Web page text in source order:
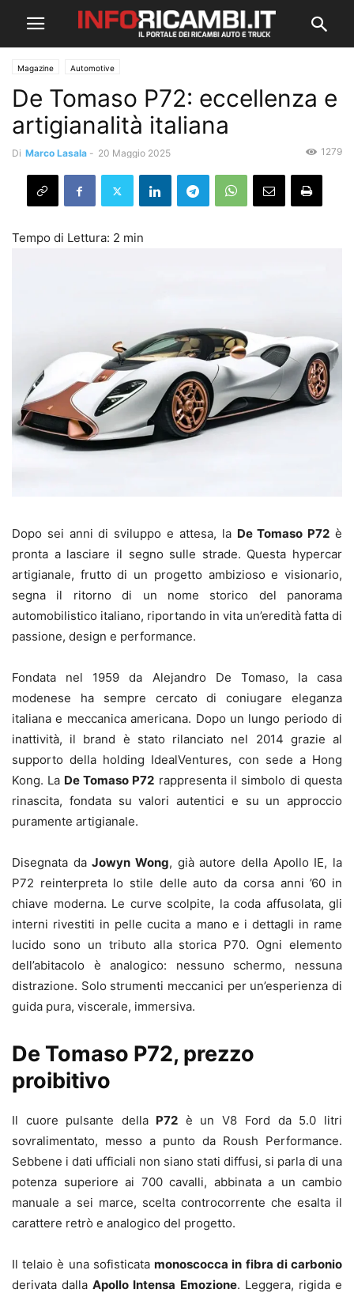
Magazine Automotive
De Tomaso P72: eccellenza e
artigianalità italiana
Di Marco Lasala - 20 Maggio 2025 1279
Dopo sei anni di sviluppo e attesa, la De Tomaso P72 è
pronta a lasciare il segno sulle strade. Questa hypercar
artigianale, frutto di un progetto ambizioso e visionario,
segna il ritorno di un nome storico del panorama
automobilistico italiano, riportando in vita un’eredità fatta di
passione, design e performance.
Fondata nel 1959 da Alejandro De Tomaso, la casa
modenese ha sempre cercato di coniugare eleganza
italiana e meccanica americana. Dopo un lungo periodo di
inattività, il brand è stato rilanciato nel 2014 grazie al
supporto della holding IdealVentures, con sede a Hong
Kong. La De Tomaso P72 rappresenta il simbolo di questa
rinascita, fondata su valori autentici e su un approccio
puramente artigianale.
Disegnata daJowyn Wong, già autore della Apollo IE, la
P72 reinterpreta lo stile delle auto da corsa anni ’60 in
chiave moderna. Le curve scolpite, la coda affusolata, gli
interni rivestiti in pelle cucita a mano e i dettagli in rame
lucido sono un tributo alla storica P70. Ogni elemento
dell’abitacolo è analogico: nessuno schermo, nessuna
distrazione. Solo strumenti meccanici per un’esperienza di
guida pura, viscerale, immersiva.
De Tomaso P72, prezzo
proibitivo
Il cuore pulsante della P72è un V8 Ford da 5.0 litri
sovralimentato, messo a punto da Roush Performance.
Sebbene i dati ufficiali non siano stati diffusi, si parla di una
potenza superiore ai 700 cavalli, abbinata a un cambio
manuale a sei marce, scelta controcorrente che esalta il
carattere retrò e analogico del progetto.
Il telaio è una sofisticatamonoscocca in fibra di carbonio
derivata dallaApollo Intensa Emozione. Leggera, rigida e